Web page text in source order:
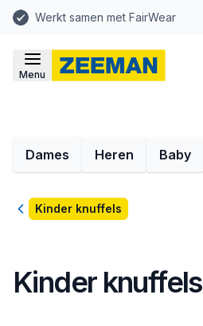
Werkt samen met FairWear
Menu
Dames Heren Baby
TerugKinder knuffels
Kinder knuffels